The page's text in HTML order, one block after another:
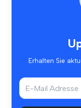
Erhalten Sie